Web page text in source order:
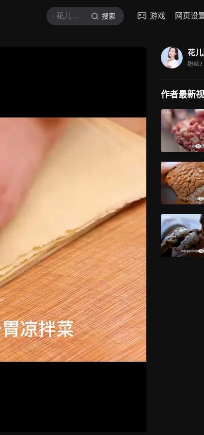
花儿厨房A 搜索 游戏 网页设
花
粉丝
作者最新